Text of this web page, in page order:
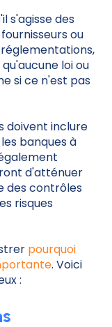
s'agisse des
ou
loi ou
si ce n'est pas
doivent inclure
banques à
d'atténuer
des contrôles
risques
pourquoi
. Voici
: